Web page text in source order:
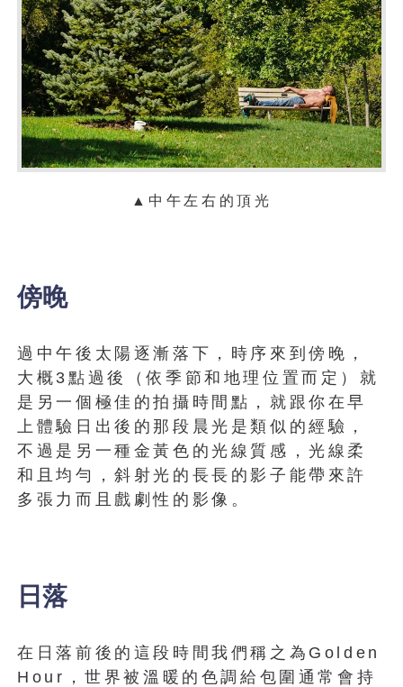
▲中午左右的頂光
傍晚
過中午後太陽逐漸落下，時序來到傍晚，
大概3點過後（依季節和地理位置而定）就
是另一個極佳的拍攝時間點，就跟你在早
上體驗日出後的那段晨光是類似的經驗，
不過是另一種金黃色的光線質感，光線柔
和且均勻，斜射光的長長的影子能帶來許
多張力而且戲劇性的影像。
日落
在日落前後的這段時間我們稱之為Golden
Hour，世界被溫暖的色調給包圍通常會持